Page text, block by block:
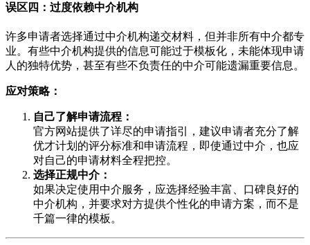
误区四：过度依赖中介机构
许多申请者选择通过中介机构递交材料，但并非所有中介都专
业。有些中介机构提供的信息可能过于模板化，未能体现申请
人的独特优势，甚至有些不负责任的中介可能遗漏重要信息。
应对策略：
自己了解申请流程：
官方网站提供了详尽的申请指引，建议申请者充分了解
优才计划的评分标准和申请流程，即使通过中介，也应
对自己的申请材料全程把控。
选择正规中介：
如果决定使用中介服务，应选择经验丰富、口碑良好的
中介机构，并要求对方提供个性化的申请方案，而不是
千篇一律的模板。